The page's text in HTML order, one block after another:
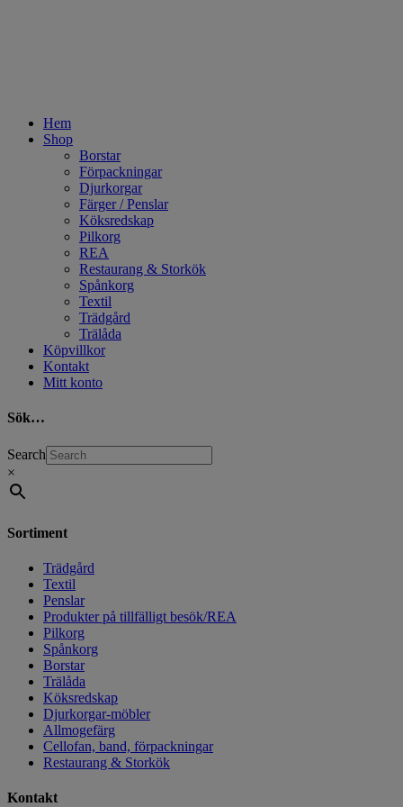
Hem
Shop
Borstar
Förpackningar
Djurkorgar
Färger / Penslar
Köksredskap
Pilkorg
REA
Restaurang & Storkök
Spånkorg
Textil
Trädgård
Trälåda
Köpvillkor
Kontakt
Mitt konto
Sök…
Search
×
Sortiment
Trädgård
Textil
Penslar
Produkter på tillfälligt besök/REA
Pilkorg
Spånkorg
Borstar
Trälåda
Köksredskap
Djurkorgar-möbler
Allmogefärg
Cellofan, band, förpackningar
Restaurang & Storkök
Kontakt